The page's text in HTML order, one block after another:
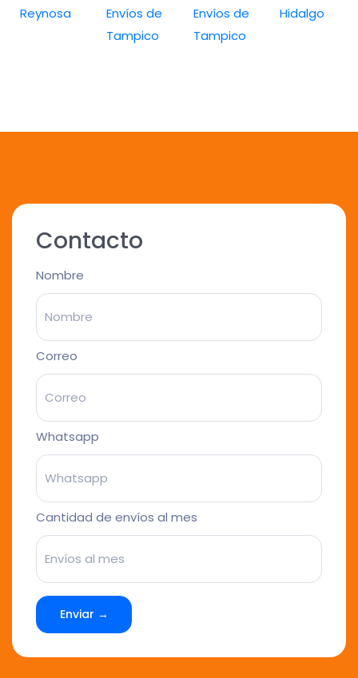
Reynosa
Envíos de
Tampico
Envíos de
Tampico
Hidalgo
Contacto
Nombre
Correo
Whatsapp
Cantidad de envíos al mes
Enviar →